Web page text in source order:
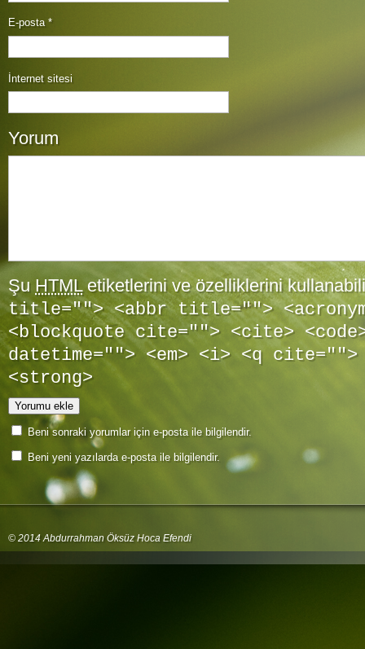
E-posta *
İnternet sitesi
Yorum
Şu HTMLetiketlerini ve özelliklerini
title=""> <abbr title="">
<blockquote cite=""> <cite>
datetime=""> <em> <i> <q
<strong>
Beni sonraki yorumlar için e-posta ile bilgilendir.
Beni yeni yazılarda e-posta ile bilgilendir.
© 2014 Abdurrahman Öksüz Hoca Efendi